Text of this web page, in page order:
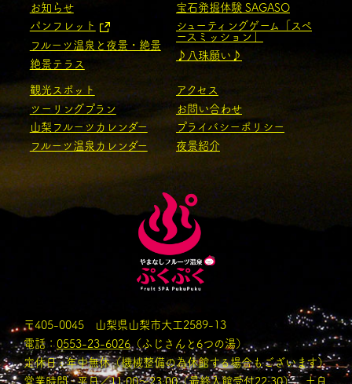
お知らせ
パンフレット
フルーツ温泉と夜景・絶景
絶景テラス
宝石発掘体験 SAGASO
シューティングゲーム「スペ
ースミッション」
♪八珠願い♪
観光スポット
ツーリングプラン
山梨フルーツカレンダー
フルーツ温泉カレンダー
アクセス
お問い合わせ
プライバシーポリシー
夜景紹介
〒405-0045 山梨県山梨市大工2589-13
電話：0553-23-6026 （ふじさんと6つの湯）
定休日 : 年中無休（機械整備の為休館する場合もございます）
営業時間 : 平日／11:00〜23:00（最終入館受付22:30） 土日